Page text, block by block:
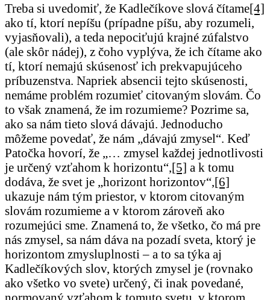
Treba si uvedomiť, že Kadlečíkove slová čítame[4]
ako tí, ktorí nepíšu (prípadne píšu, aby rozumeli,
vyjasňovali), a teda nepociťujú krajné zúfalstvo
(ale skôr nádej), z čoho vyplýva, že ich čítame ako
tí, ktorí nemajú skúsenosť ich prekvapujúceho
príbuzenstva. Napriek absencii tejto skúsenosti,
nemáme problém rozumieť citovaným slovám. Čo
to však znamená, že im rozumieme? Pozrime sa,
ako sa nám tieto slová dávajú. Jednoducho
môžeme povedať, že nám „dávajú zmysel“. Keď
Patočka hovorí, že „… zmysel každej jednotlivosti
je určený vzťahom k horizontu“,[5] a k tomu
dodáva, že svet je „horizont horizontov“,[6]
ukazuje nám tým priestor, v ktorom citovaným
slovám rozumieme a v ktorom zároveň ako
rozumejúci sme. Znamená to, že všetko, čo má pre
nás zmysel, sa nám dáva na pozadí sveta, ktorý je
horizontom zmysluplnosti – a to sa týka aj
Kadlečíkových slov, ktorých zmysel je (rovnako
ako všetko vo svete) určený, či inak povedané,
normovaný vzťahom k tomuto svetu, v ktorom